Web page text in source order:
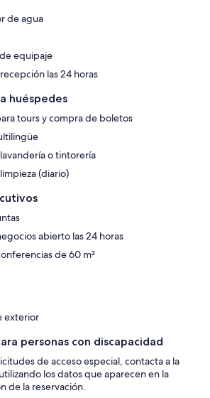
de agua
equipaje
las 24 horas
huéspedes
tours y compra de boletos
o tintorería
(diario)
abierto las 24 horas
de 60 m²
exterior
personas con discapacidad
de acceso especial, contacta a la
los datos que aparecen en la
de la reservación.